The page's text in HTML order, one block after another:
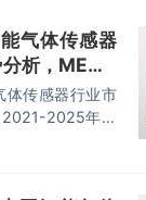
气体传感器
析，MEMS
合「图」
传感器行业市
2025年复
速高于行业整